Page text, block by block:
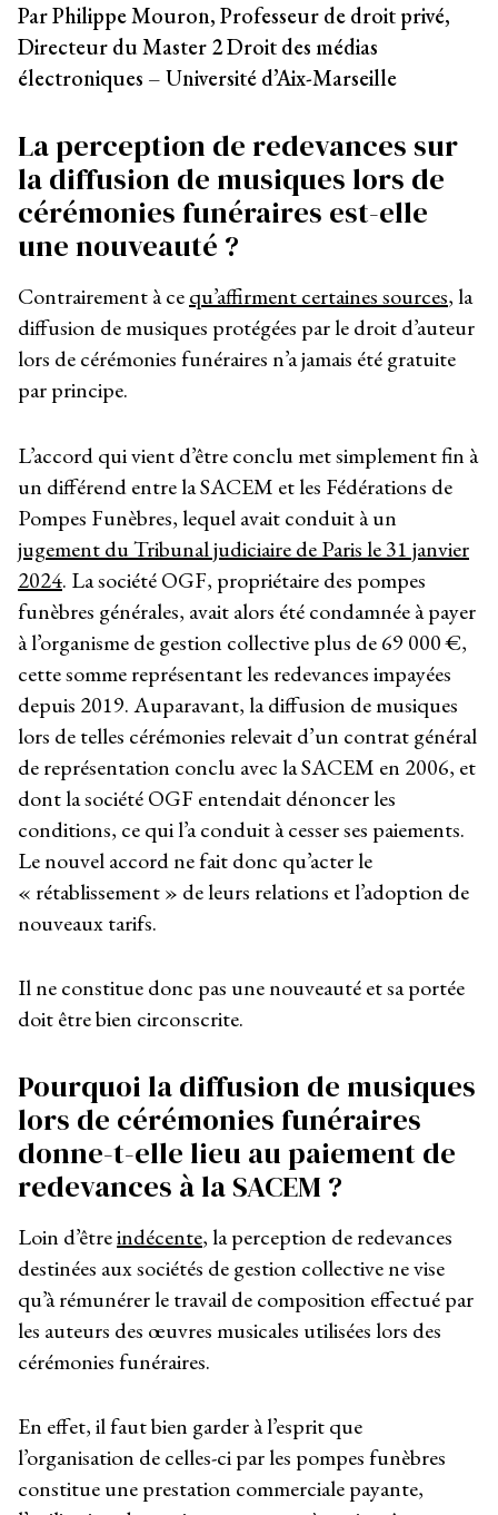
Par Philippe Mouron, Professeur de droit privé,
Directeur du Master 2 Droit des médias
électroniques – Université d’Aix-Marseille
La perception de redevances sur
la diffusion de musiques lors de
cérémonies funéraires est-elle
une nouveauté ?
Contrairement à cequ’affirment certaines sources, la
diffusion de musiques protégées par le droit d’auteur
lors de cérémonies funéraires n’a jamais été gratuite
par principe.
L’accord qui vient d’être conclu met simplement fin à
un différend entre la SACEM et les Fédérations de
Pompes Funèbres, lequel avait conduit à un
jugement du Tribunal judiciaire de Paris le 31 janvier
2024. La société OGF, propriétaire des pompes
funèbres générales, avait alors été condamnée à payer
à l’organisme de gestion collective plus de 69 000 €,
cette somme représentant les redevances impayées
depuis 2019. Auparavant, la diffusion de musiques
lors de telles cérémonies relevait d’un contrat général
de représentation conclu avec la SACEM en 2006, et
dont la société OGF entendait dénoncer les
conditions, ce qui l’a conduit à cesser ses paiements.
Le nouvel accord ne fait donc qu’acter le
« rétablissement » de leurs relations et l’adoption de
nouveaux tarifs.
Il ne constitue donc pas une nouveauté et sa portée
doit être bien circonscrite.
Pourquoi la diffusion de musiques
lors de cérémonies funéraires
donne-t-elle lieu au paiement de
redevances à la SACEM ?
Loin d’êtreindécente, la perception de redevances
destinées aux sociétés de gestion collective ne vise
qu’à rémunérer le travail de composition effectué par
les auteurs des œuvres musicales utilisées lors des
cérémonies funéraires.
En effet, il faut bien garder à l’esprit que
l’organisation de celles-ci par les pompes funèbres
constitue une prestation commerciale payante,